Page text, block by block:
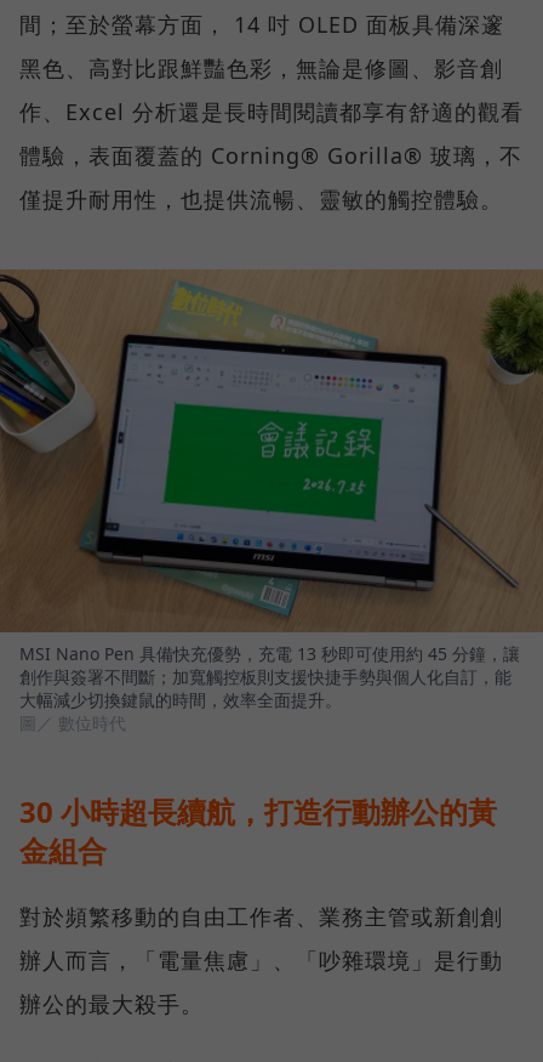
間；至於螢幕方面， 14 吋 OLED 面板具備深邃
黑色、高對比跟鮮豔色彩，無論是修圖、影音創
作、Excel 分析還是長時間閱讀都享有舒適的觀看
體驗，表面覆蓋的 Corning® Gorilla® 玻璃，不
僅提升耐用性，也提供流暢、靈敏的觸控體驗。
MSI Nano Pen 具備快充優勢，充電 13 秒即可使用約 45 分鐘，讓
創作與簽署不間斷；加寬觸控板則支援快捷手勢與個人化自訂，能
大幅減少切換鍵鼠的時間，效率全面提升。
圖／ 數位時代
30 小時超長續航，打造行動辦公的黃
金組合
對於頻繁移動的自由工作者、業務主管或新創創
辦人而言，「電量焦慮」、「吵雜環境」是行動
辦公的最大殺手。